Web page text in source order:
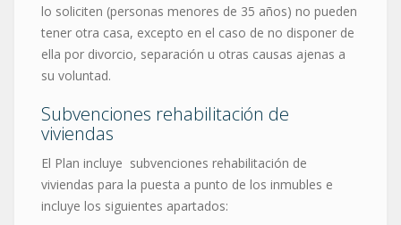
lo soliciten (personas menores de 35 años) no pueden
tener otra casa, excepto en el caso de no disponer de
ella por divorcio, separación u otras causas ajenas a
su voluntad.
Subvenciones rehabilitación de
viviendas
El Plan incluye subvenciones rehabilitación de
viviendas para la puesta a punto de los inmubles e
incluye los siguientes apartados: